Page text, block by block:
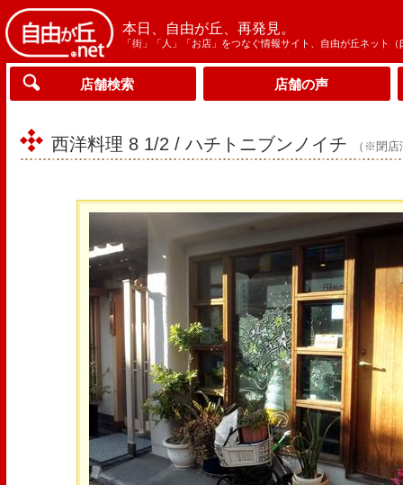
本日、自由が丘、再発見。
「街」「人」「お店」をつなぐ情報サイト、自由が丘ネット（
店舗検索 店舗の声
西洋料理 8 1/2 / ハチトニブンノイチ （※閉店